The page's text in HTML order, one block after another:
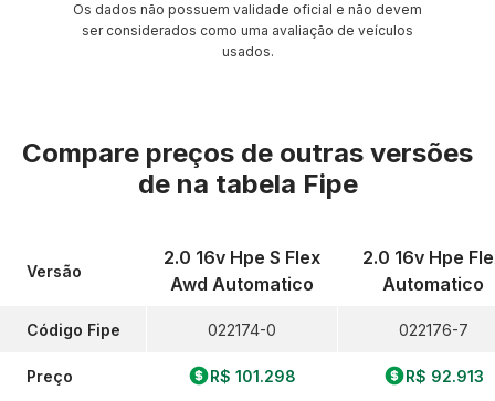
Os dados não possuem validade oficial e não devem
ser considerados como uma avaliação de veículos
usados.
Compare preços de outras versões
de na tabela Fipe
Versão
Código Fipe
Preço
2.0 16v Hpe S Flex
Awd Automatico
022174-0
R$ 101.298
2.0 16v Hpe
Automatico
022176-7
R$ 92.913